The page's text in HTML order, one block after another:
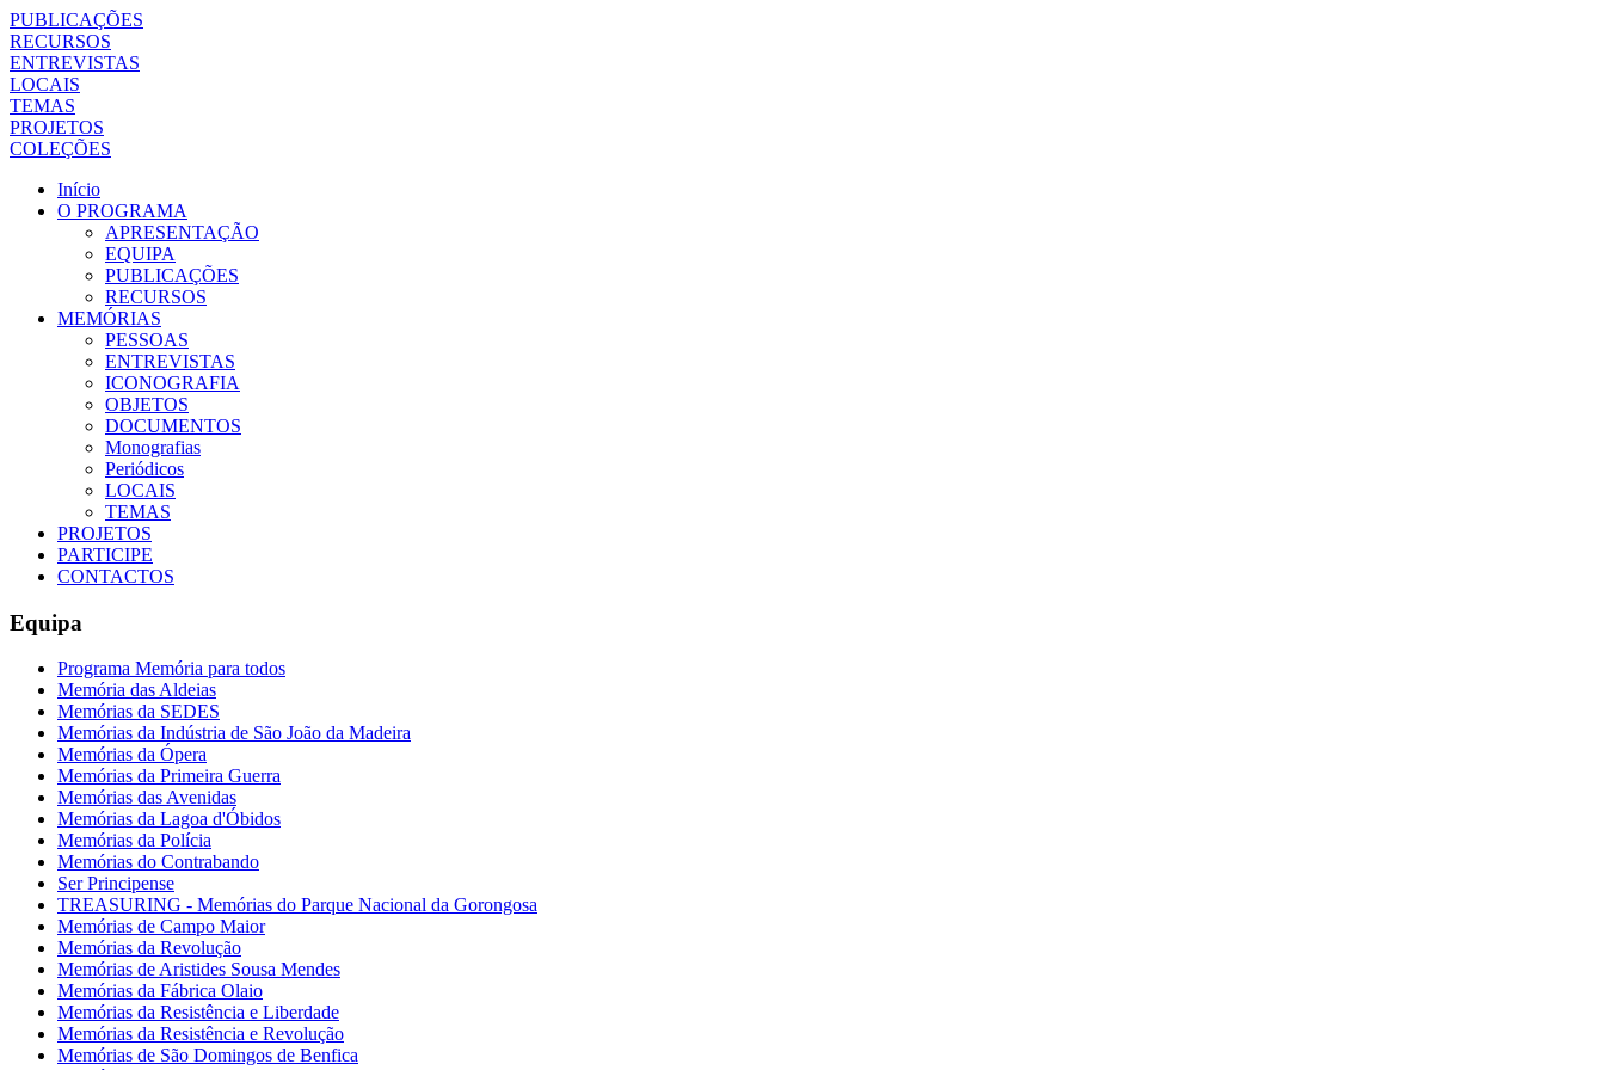
PUBLICAÇÕES
RECURSOS
ENTREVISTAS
LOCAIS
TEMAS
PROJETOS
COLEÇÕES
Início
O PROGRAMA
APRESENTAÇÃO
EQUIPA
PUBLICAÇÕES
RECURSOS
MEMÓRIAS
PESSOAS
ENTREVISTAS
ICONOGRAFIA
OBJETOS
DOCUMENTOS
Monografias
Periódicos
LOCAIS
TEMAS
PROJETOS
PARTICIPE
CONTACTOS
Equipa
Programa Memória para todos
Memória das Aldeias
Memórias da SEDES
Memórias da Indústria de São João da Madeira
Memórias da Ópera
Memórias da Primeira Guerra
Memórias das Avenidas
Memórias da Lagoa d'Óbidos
Memórias da Polícia
Memórias do Contrabando
Ser Principense
TREASURING - Memórias do Parque Nacional da Gorongosa
Memórias de Campo Maior
Memórias da Revolução
Memórias de Aristides Sousa Mendes
Memórias da Fábrica Olaio
Memórias da Resistência e Liberdade
Memórias da Resistência e Revolução
Memórias de São Domingos de Benfica